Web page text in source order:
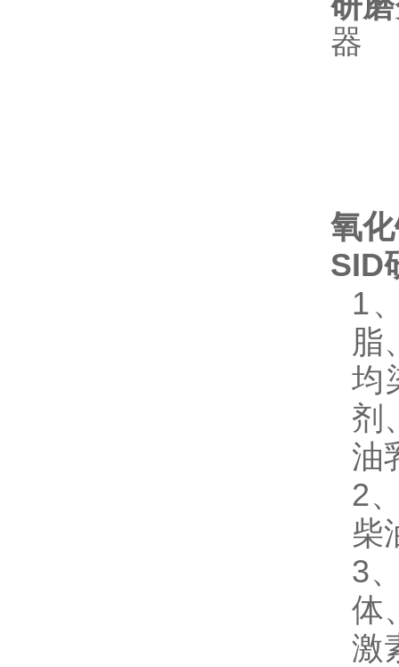
器
氧
SID
1
脂
均
剂
油
2
柴
3
体
激